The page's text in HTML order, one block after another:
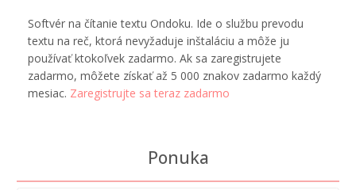
Softvér na čítanie textu Ondoku. Ide o službu prevodu
textu na reč, ktorá nevyžaduje inštaláciu a môže ju
používať ktokoľvek zadarmo. Ak sa zaregistrujete
zadarmo, môžete získať až 5 000 znakov zadarmo každý
mesiac. Zaregistrujte sa teraz zadarmo
Ponuka